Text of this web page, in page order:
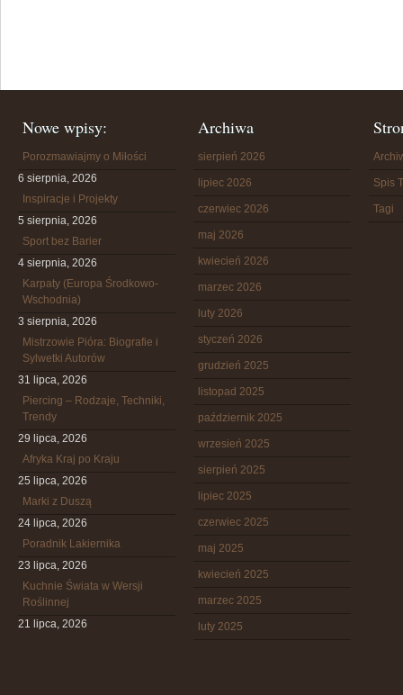
Nowe wpisy:
Porozmawiajmy o Miłości
6 sierpnia, 2026
Inspiracje i Projekty
5 sierpnia, 2026
Sport bez Barier
4 sierpnia, 2026
Karpaty (Europa Środkowo-
Wschodnia)
3 sierpnia, 2026
Mistrzowie Pióra: Biografie i
Sylwetki Autorów
31 lipca, 2026
Piercing – Rodzaje, Techniki,
Trendy
29 lipca, 2026
Afryka Kraj po Kraju
25 lipca, 2026
Marki z Duszą
24 lipca, 2026
Poradnik Lakiernika
23 lipca, 2026
Kuchnie Świata w Wersji
Roślinnej
21 lipca, 2026
Archiwa
sierpień 2026
lipiec 2026
czerwiec 2026
maj 2026
kwiecień 2026
marzec 2026
luty 2026
styczeń 2026
grudzień 2025
listopad 2025
październik 2025
wrzesień 2025
sierpień 2025
lipiec 2025
czerwiec 2025
maj 2025
kwiecień 2025
marzec 2025
luty 2025
Spis
Tagi